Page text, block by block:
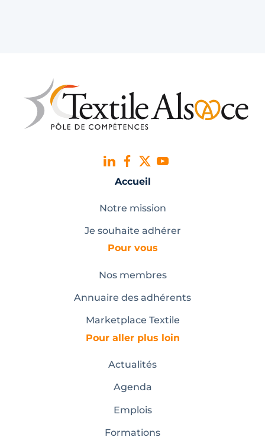
Accueil
Notre mission
Je souhaite adhérer
Pour vous
Nos membres
Annuaire des adhérents
Marketplace Textile
Pour aller plus loin
Actualités
Agenda
Emplois
Formations